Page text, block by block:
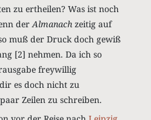
zu ertheilen? Was ist noch
derAlmanach zeitig auf
muß der Druck doch gewiß
[2] nehmen. Da ich so
freywillig
es doch nicht zu
Zeilen zu schreiben.